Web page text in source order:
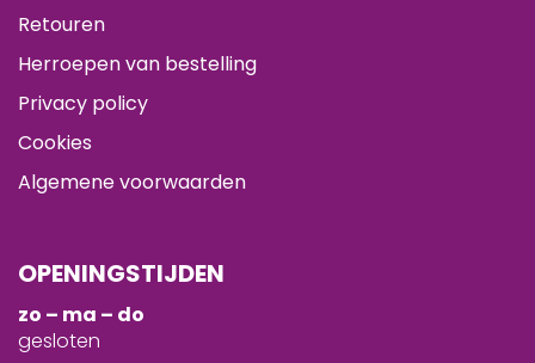
Retouren
Herroepen van bestelling
Privacy policy
Cookies
Algemene voorwaarden
OPENINGSTIJDEN
zo – ma – do
gesloten